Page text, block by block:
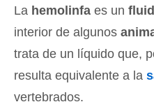
La hemolinfa es un
interior de algunos
trata de un líquido que,
resulta equivalente a la
vertebrados.